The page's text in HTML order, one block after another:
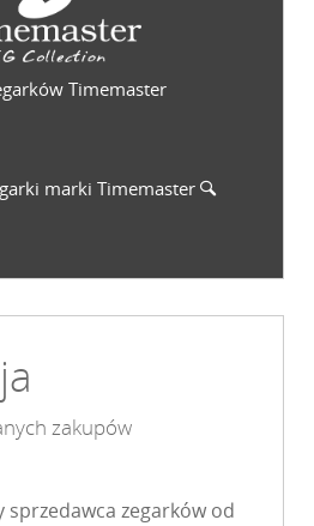
Timemaster
marki Timemaster
zakupów
sprzedawca zegarków od